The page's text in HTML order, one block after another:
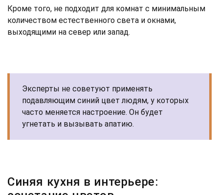
Кроме того, не подходит для комнат с минимальным
количеством естественного света и окнами,
выходящими на север или запад.
Эксперты не советуют применять
подавляющим синий цвет людям, у которых
часто меняется настроение. Он будет
угнетать и вызывать апатию.
Синяя кухня в интерьере: